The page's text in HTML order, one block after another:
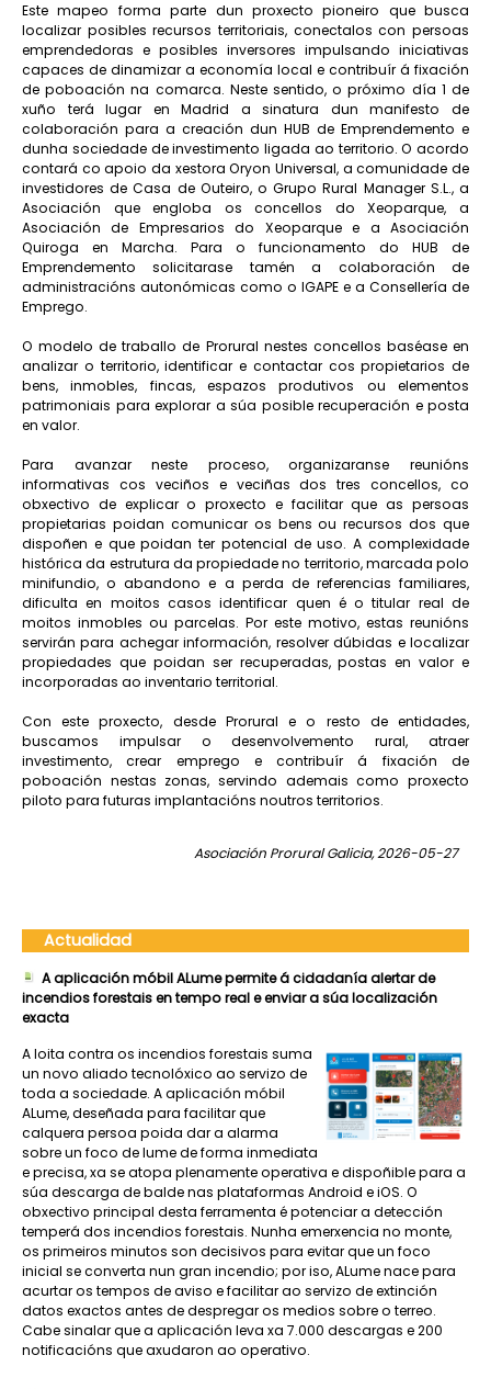
Este mapeo forma parte dun proxecto pioneiro que busca
localizar posibles recursos territoriais, conectalos con persoas
emprendedoras e posibles inversores impulsando iniciativas
capaces de dinamizar a economía local e contribuír á fixación
de poboación na comarca. Neste sentido, o próximo día 1 de
xuño terá lugar en Madrid a sinatura dun manifesto de
colaboración para a creación dun HUB de Emprendemento e
dunha sociedade de investimento ligada ao territorio. O acordo
contará co apoio da xestora Oryon Universal, a comunidade de
investidores de Casa de Outeiro, o Grupo Rural Manager S.L., a
Asociación que engloba os concellos do Xeoparque, a
Asociación de Empresarios do Xeoparque e a Asociación
Quiroga en Marcha. Para o funcionamento do HUB de
Emprendemento solicitarase tamén a colaboración de
administracións autonómicas como o IGAPE e a Consellería de
Emprego.
O modelo de traballo de Prorural nestes concellos baséase en
analizar o territorio, identificar e contactar cos propietarios de
bens, inmobles, fincas, espazos produtivos ou elementos
patrimoniais para explorar a súa posible recuperación e posta
en valor.
Para avanzar neste proceso, organizaranse reunións
informativas cos veciños e veciñas dos tres concellos, co
obxectivo de explicar o proxecto e facilitar que as persoas
propietarias poidan comunicar os bens ou recursos dos que
dispoñen e que poidan ter potencial de uso. A complexidade
histórica da estrutura da propiedade no territorio, marcada polo
minifundio, o abandono e a perda de referencias familiares,
dificulta en moitos casos identificar quen é o titular real de
moitos inmobles ou parcelas. Por este motivo, estas reunións
servirán para achegar información, resolver dúbidas e localizar
propiedades que poidan ser recuperadas, postas en valor e
incorporadas ao inventario territorial.
Con este proxecto, desde Prorural e o resto de entidades,
buscamos impulsar o desenvolvemento rural, atraer
investimento, crear emprego e contribuír á fixación de
poboación nestas zonas, servindo ademais como proxecto
piloto para futuras implantacións noutros territorios.
Asociación Prorural Galicia, 2026-05-27
Actualidad
A aplicación móbil ALume permite á cidadanía alertar de
incendios forestais en tempo real e enviar a súa localización
exacta
A loita contra os incendios forestais suma
un novo aliado tecnolóxico ao servizo de
toda a sociedade. A aplicación móbil
ALume, deseñada para facilitar que
calquera persoa poida dar a alarma
sobre un foco de lume de forma inmediata
e precisa, xa se atopa plenamente operativa e dispoñible para a
súa descarga de balde nas plataformas Android e iOS. O
obxectivo principal desta ferramenta é potenciar a detección
temperá dos incendios forestais. Nunha emerxencia no monte,
os primeiros minutos son decisivos para evitar que un foco
inicial se converta nun gran incendio; por iso, ALume nace para
acurtar os tempos de aviso e facilitar ao servizo de extinción
datos exactos antes de despregar os medios sobre o terreo.
Cabe sinalar que a aplicación leva xa 7.000 descargas e 200
notificacións que axudaron ao operativo.